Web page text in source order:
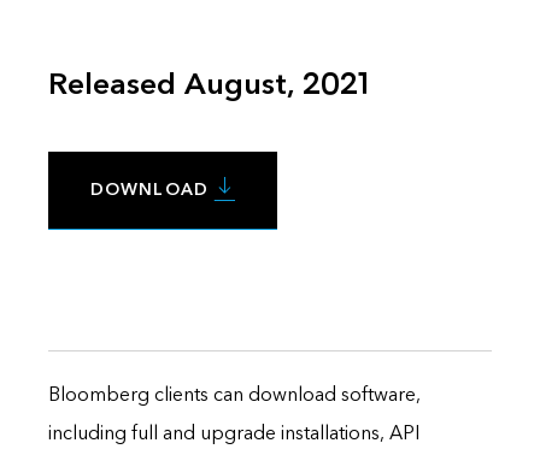
Released August, 2021
DOWNLOAD
Bloomberg clients can download software,
including full and upgrade installations, API